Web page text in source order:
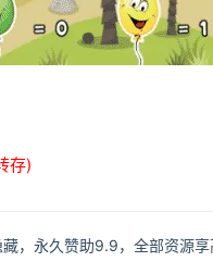
存)
，永久赞助9.9，全部资源